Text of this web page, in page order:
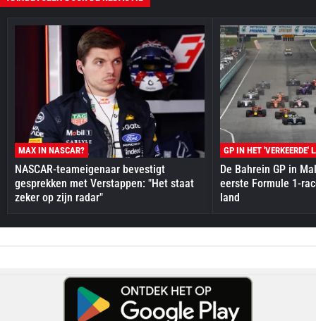
MAX IN NASCAR?
NASCAR-teameigenaar bevestigt
gesprekken met Verstappen: "Het staat
zeker op zijn radar"
GP IN HET 'VERKEERDE'
De Bahrein GP in
eerste Formule 1-
land